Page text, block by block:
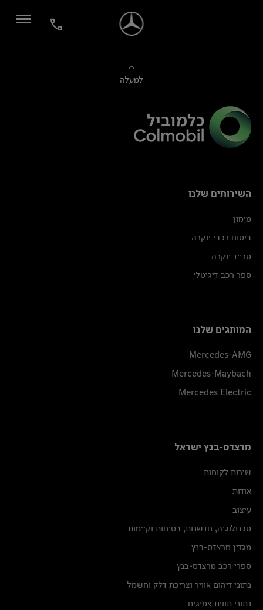
למעלה
השירותים שלנו
מימון
ביטוח רכבי יוקרה
טרייד יוקרה
ספר רכב דיגיטלי
המותגים שלנו
Mercedes-AMG
Mercedes-Maybach
Mercedes Electric
מרצדס-בנץ ישראל
שירות לקוחות
אודות
עיצוב
טכנולוגיה, חדשנות, בטיחות וקיימות
מגזין מרצדס-בנץ
ספרי רכב מרצדס-בנץ
נתוני זיהום אוויר וצריכת דלק וחשמל
נתוני תווית צמיגים